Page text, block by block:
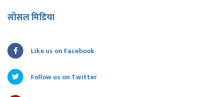
सोसल मिडिया
Like us on Facebook
Follow us on Twitter